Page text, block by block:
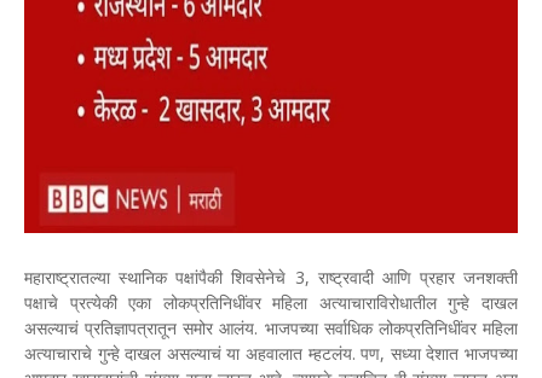
महाराष्ट्रातल्या स्थानिक पक्षांपैकी शिवसेनेचे 3, राष्ट्रवादी आणि प्रहार जनशक्ती
पक्षाचे प्रत्येकी एका लोकप्रतिनिधींवर महिला अत्याचाराविरोधातील गुन्हे दाखल
असल्याचं प्रतिज्ञापत्रातून समोर आलंय. भाजपच्या सर्वाधिक लोकप्रतिनिधींवर महिला
अत्याचाराचे गुन्हे दाखल असल्याचं या अहवालात म्हटलंय. पण, सध्या देशात भाजपच्या